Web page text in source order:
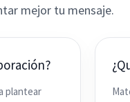
mejor tu mensaje.
plantear